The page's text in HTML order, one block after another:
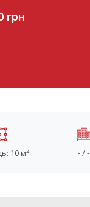
грн
10 м2 - / -